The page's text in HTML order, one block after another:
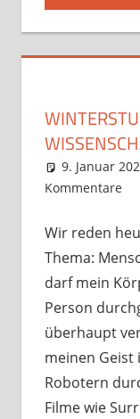
9. Januar
Kommentare
Wir reden
Thema:
darf mein
Person
überhaupt
meinen Geist
Robotern
Filme wie